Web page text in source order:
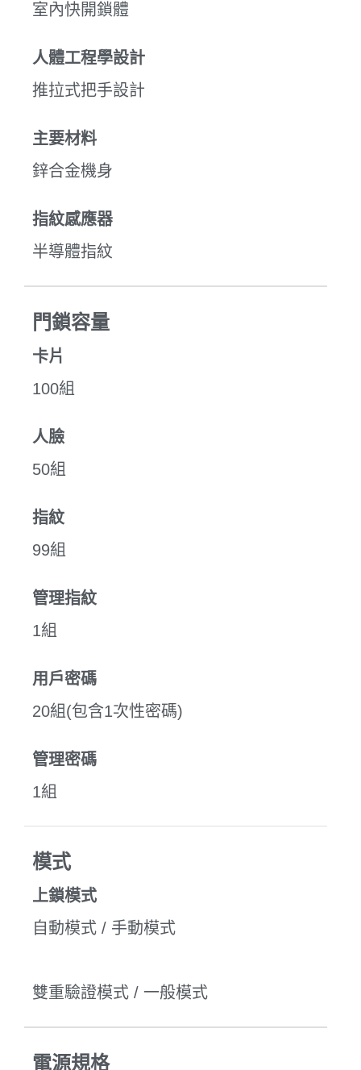
室內快開鎖體
人體工程學設計
推拉式把手設計
主要材料
鋅合金機身
指紋感應器
半導體指紋
門鎖容量
卡片
100組
人臉
50組
指紋
99組
管理指紋
1組
用戶密碼
20組(包含1次性密碼)
管理密碼
1組
模式
上鎖模式
自動模式 / 手動模式
雙重驗證模式 / 一般模式
電源規格